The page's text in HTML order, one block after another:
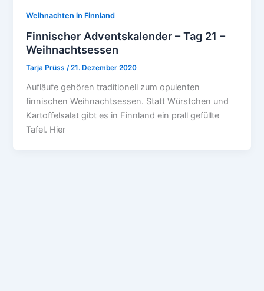
Weihnachten in Finnland
Finnischer Adventskalender – Tag 21 –
Weihnachtsessen
Tarja Prüss/21. Dezember 2020
Aufläufe gehören traditionell zum opulenten
finnischen Weihnachtsessen. Statt Würstchen und
Kartoffelsalat gibt es in Finnland ein prall gefüllte
Tafel. Hier